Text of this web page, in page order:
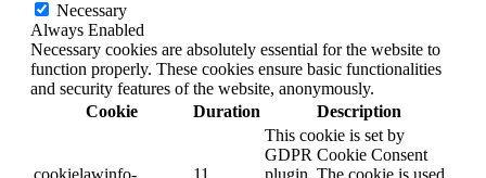
Necessary
Always Enabled
Necessary cookies are absolutely essential for the website to
function properly. These cookies ensure basic functionalities
and security features of the website, anonymously.
Cookie
Duration Description
cookielawinfo-
11
This cookie is set by
GDPR Cookie Consent
plugin. The cookie is used